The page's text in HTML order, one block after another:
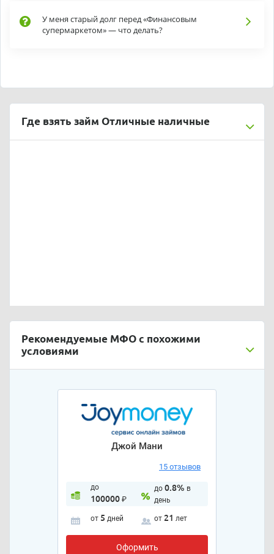
У меня старый долг перед «Финансовым
супермаркетом» — что делать?
Где взять займ Отличные наличные
Рекомендуемые МФО с похожими
условиями
Джой Мани
15 отзывов
до
100000₽
до 0.8% в
день
от 5 дней от 21 лет
Оформить